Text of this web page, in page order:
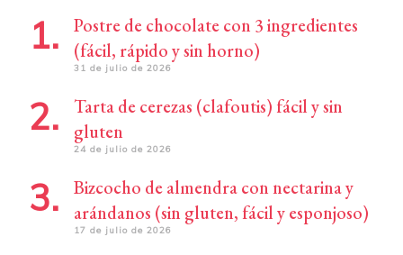
Postre de chocolate con 3 ingredientes
(fácil, rápido y sin horno)
31 de julio de 2026
Tarta de cerezas (clafoutis) fácil y sin
gluten
24 de julio de 2026
Bizcocho de almendra con nectarina y
arándanos (sin gluten, fácil y esponjoso)
17 de julio de 2026